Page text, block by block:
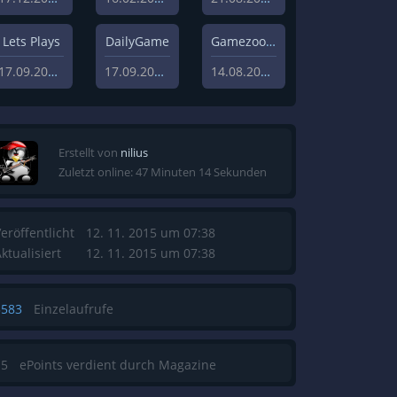
Lets Plays
17.09.2019
DailyGame
17.09.2019
Gamezoom
14.08.2020
Erstellt von nilius
Zuletzt online: 47 Minuten 14 Sekunden
12. 11. 2015 um 07:38
12. 11. 2015 um 07:38
Einzelaufrufe
ePoints verdient durch Magazine